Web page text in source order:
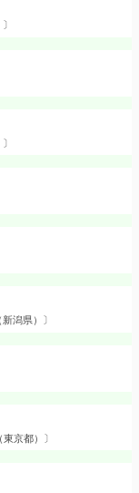
潟県）〕
京都）〕